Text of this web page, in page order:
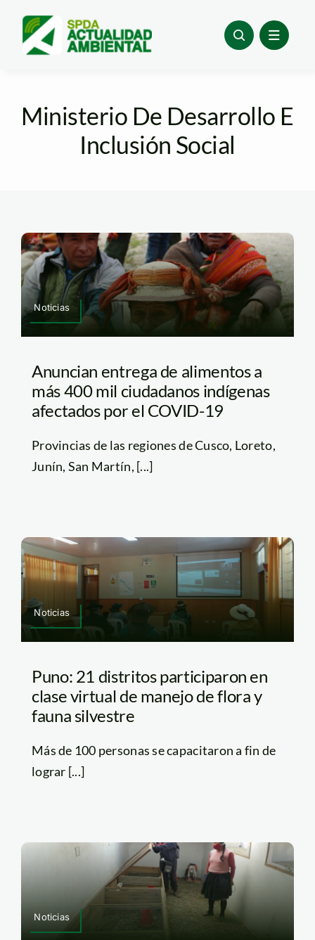
content
Ministerio De Desarrollo E
Inclusión Social
Noticias
Anuncian entrega de alimentos a
más 400 mil ciudadanos indígenas
afectados por el COVID-19
Provincias de las regiones de Cusco, Loreto,
Junín, San Martín, [...]
Noticias
Puno: 21 distritos participaron en
clase virtual de manejo de flora y
fauna silvestre
Más de 100 personas se capacitaron a fin de
lograr [...]
Noticias